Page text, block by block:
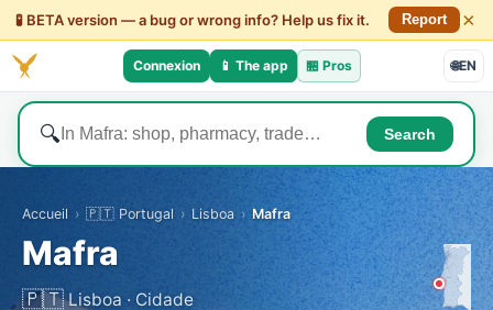
🧪 BETA version — a bug or wrong info? Help us fix it. Report ×
Connexion 📱 The app 🏪 Pros 🌐EN
🔍 Search
Accueil › 🇵🇹 Portugal › Lisboa › Mafra
Mafra
🇵🇹Lisboa · Cidade